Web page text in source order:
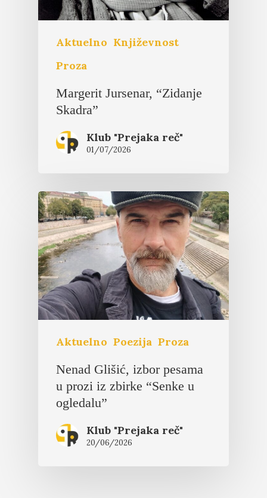
Aktuelno Književnost
Proza
Margerit Jursenar, “Zidanje
Skadra”
Klub "Prejaka reč"
01/07/2026
Aktuelno Poezija Proza
Nenad Glišić, izbor pesama
u prozi iz zbirke “Senke u
ogledalu”
Klub "Prejaka reč"
20/06/2026